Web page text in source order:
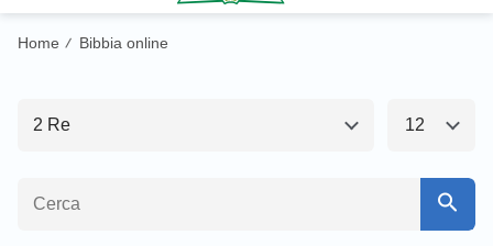
Home / Bibbia online
2 Re
Genesi
Deuteronomio 12